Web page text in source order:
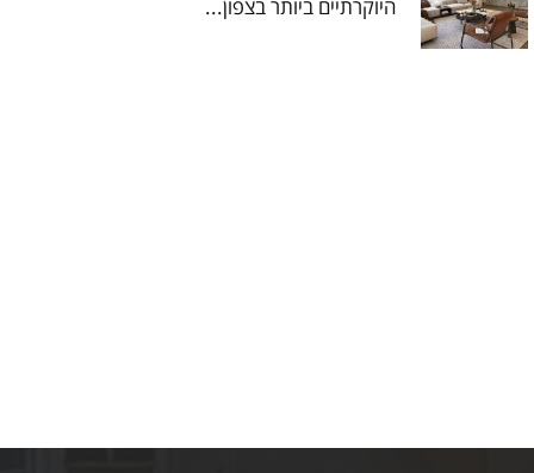
היוקרתיים ביותר בצפון...